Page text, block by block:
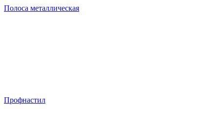
Полоса металлическая
Профнастил